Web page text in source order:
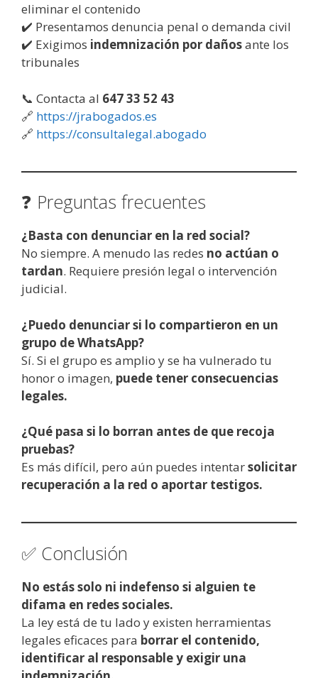
eliminar el contenido
✔️ Presentamos denuncia penal o demanda civil
✔️ Exigimos indemnización por dañosante los
tribunales
📞 Contacta al 647 33 52 43
🔗 https://jrabogados.es
🔗 https://consultalegal.abogado
❓ Preguntas frecuentes
¿Basta con denunciar en la red social?
No siempre. A menudo las redes no actúan o
tardan. Requiere presión legal o intervención
judicial.
¿Puedo denunciar si lo compartieron en un
grupo de WhatsApp?
Sí. Si el grupo es amplio y se ha vulnerado tu
honor o imagen, puede tener consecuencias
legales.
¿Qué pasa si lo borran antes de que recoja
pruebas?
Es más difícil, pero aún puedes intentarsolicitar
recuperación a la red o aportar testigos.
✅ Conclusión
No estás solo ni indefenso si alguien te
difama en redes sociales.
La ley está de tu lado y existen herramientas
legales eficaces para borrar el contenido,
identificar al responsable y exigir una